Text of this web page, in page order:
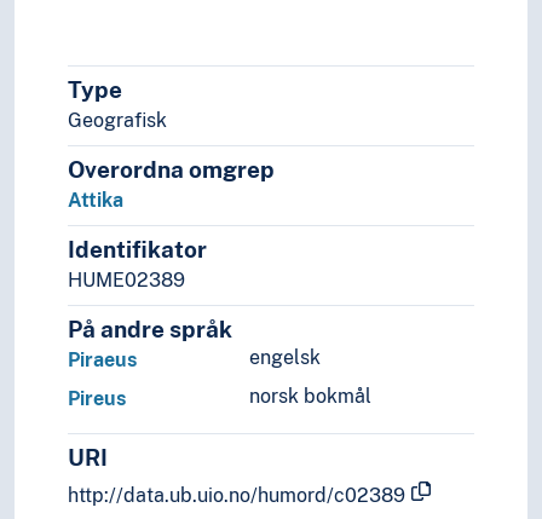
Nord-Makedonia (Republikk)
Noreg
Polen
Romania
Russland
Serbia
Slovakia
Slovenia
Spania
Storbritannia
Tyrkia
Type
Geografisk
Overordna omgrep
Attika
Identifikator
HUME02389
På andre språk
engelsk
Piraeus
norsk bokmål
Pireus
URI
http://data.ub.uio.no/humord/c02389